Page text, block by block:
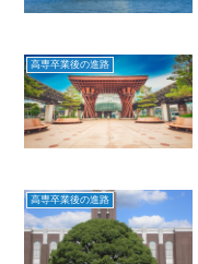
高専卒業後の進路
高専卒業後の進路